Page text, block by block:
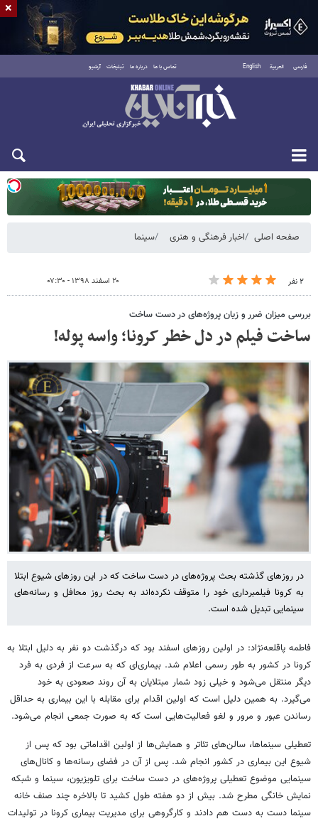
فارسی العربية English تماس با ما درباره ما تبلیغات آرشیو
یکشنبه ۱۸ مرداد ۱۴۰۵
صفحه اصلی اخبار فرهنگی و هنری سینما
۲ نفر ۲۰ اسفند ۱۳۹۸ - ۰۷:۳۰
بررسی میزان ضرر و زیان پروژه‌های در دست ساخت
ساخت فیلم در دل خطر کرونا؛ واسه پوله!
در روزهای گذشته بحث پروژه‌های در دست ساخت که در این روزهای شیوع ابتلا
به کرونا فیلمبرداری خود را متوقف نکرده‌اند به بحث روز محافل و رسانه‌های
سینمایی تبدیل شده است.
فاطمه پاقلعه‌نژاد: در اولین روزهای اسفند بود که درگذشت دو نفر به دلیل ابتلا به
کرونا در کشور به طور رسمی اعلام شد. بیماری‌ای که به سرعت از فردی به فرد
دیگر منتقل می‌شود و خیلی زود شمار مبتلایان به آن روند صعودی به خود
می‌گیرد. به همین دلیل است که اولین اقدام برای مقابله با این بیماری به حداقل
رساندن عبور و مرور و لغو فعالیت‌هایی است که به صورت جمعی انجام می‌شود.
تعطیلی سینماها، سالن‌های تئاتر و همایش‌ها از اولین اقداماتی بود که پس از
شیوع این بیماری در کشور انجام شد. پس از آن در فضای رسانه‌ها و کانال‌های
سینمایی موضوع تعطیلی پروژه‌های در دست ساخت برای تلویزیون، سینما و شبکه
نمایش خانگی مطرح شد. بیش از دو هفته طول کشید تا بالاخره چند صنف خانه
سینما دست به دست هم دادند و کارگروهی برای مدیریت بیماری کرونا در تولیدات
×